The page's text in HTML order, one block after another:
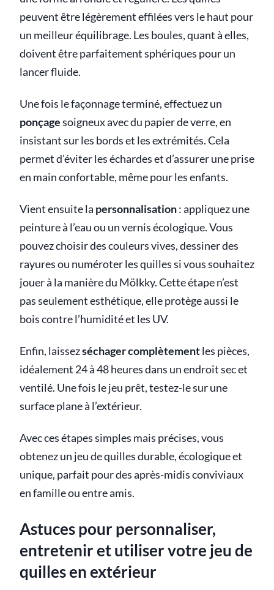
peuvent être légèrement effilées vers le haut pour
un meilleur équilibrage. Les boules, quant à elles,
doivent être parfaitement sphériques pour un
lancer fluide.
Une fois le façonnage terminé, effectuez un
ponçagesoigneux avec du papier de verre, en
insistant sur les bords et les extrémités. Cela
permet d’éviter les échardes et d’assurer une prise
en main confortable, même pour les enfants.
Vient ensuite la personnalisation: appliquez une
peinture à l’eau ou un vernis écologique. Vous
pouvez choisir des couleurs vives, dessiner des
rayures ou numéroter les quilles si vous souhaitez
jouer à la manière du Mölkky. Cette étape n’est
pas seulement esthétique, elle protège aussi le
bois contre l’humidité et les UV.
Enfin, laissezséchager complètementles pièces,
idéalement 24 à 48 heures dans un endroit sec et
ventilé. Une fois le jeu prêt, testez-le sur une
surface plane à l’extérieur.
Avec ces étapes simples mais précises, vous
obtenez un jeu de quilles durable, écologique et
unique, parfait pour des après-midis conviviaux
en famille ou entre amis.
Astuces pour personnaliser,
entretenir et utiliser votre jeu de
quilles en extérieur